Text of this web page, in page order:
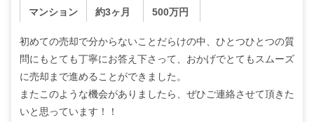
マンション
約3ヶ月
500万円
初めての売却で分からないことだらけの中、ひとつひとつの質
問にもとても丁寧にお答え下さって、おかげでとてもスムーズ
に売却まで進めることができました。
またこのような機会がありましたら、ぜひご連絡させて頂きた
いと思っています！！